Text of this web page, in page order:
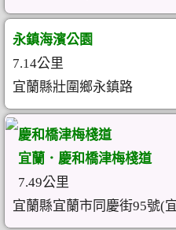
永鎮海濱公園
7.14公里
宜蘭縣壯圍鄉永鎮路
慶和橋津梅棧道
宜蘭．慶和橋津梅棧道
7.49公里
宜蘭縣宜蘭市同慶街95號(